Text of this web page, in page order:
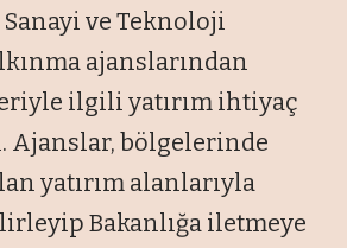
Sanayi ve Teknoloji
ajanslarından
ilgili yatırım ihtiyaç
Ajanslar, bölgelerinde
yatırım alanlarıyla
Bakanlığa iletmeye